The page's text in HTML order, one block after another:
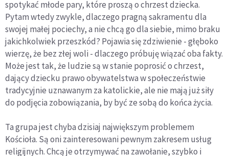
spotykać młode pary, które proszą o chrzest dziecka.
Pytam wtedy zwykle, dlaczego pragną sakramentu dla
swojej małej pociechy, a nie chcą go dla siebie, mimo braku
jakichkolwiek przeszkód? Pojawia się zdziwienie - głęboko
wierzę, że bez złej woli - dlaczego próbuję wiązać oba fakty.
Może jest tak, że ludzie są w stanie poprosić o chrzest,
dający dziecku prawo obywatelstwa w społeczeństwie
tradycyjnie uznawanym za katolickie, ale nie mają już siły
do podjęcia zobowiązania, by być ze sobą do końca życia.
Ta grupa jest chyba dzisiaj największym problemem
Kościoła. Są oni zainteresowani pewnym zakresem usług
religijnych. Chcą je otrzymywać na zawołanie, szybko i